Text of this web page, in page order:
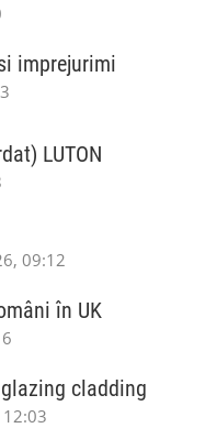
imprejurimi
LUTON
09:12
în UK
cladding